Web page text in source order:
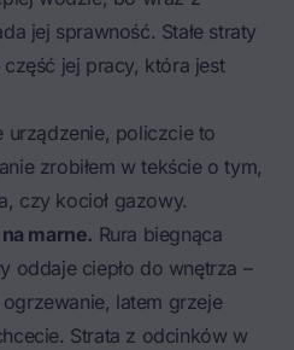
jej sprawność. Stałe straty
jej pracy, która jest
urządzenie, policzcie to
zrobiłem w tekście o tym,
czy kocioł gazowy.
na marne. Rura biegnąca
oddaje ciepło do wnętrza –
latem grzeje
Strata z odcinków w